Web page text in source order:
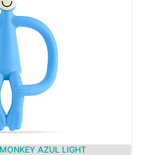
AZUL LIGHT